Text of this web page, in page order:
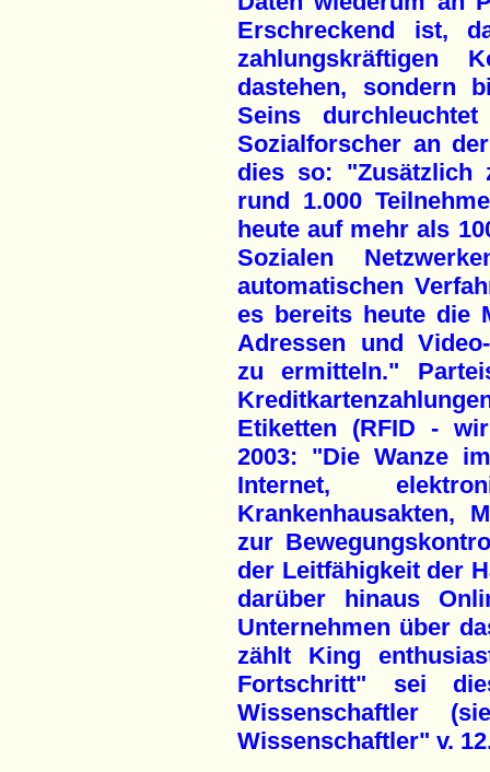
Erschreckend ist,
zahlungskräftigen
dastehen, sondern
Seins
Sozialforscher an
dies so: "Zusätzlich
rund 1.000
heute auf mehr als
Sozialen
automatischen
es bereits heute die
Adressen und
zu ermitteln."
Etiketten (RFID -
2003: "Die Wanze
Internet,
Krankenhausakten,
zur
der Leitfähigkeit der
darüber hinaus
Unternehmen über
zählt King
Fortschritt" sei
Wissenschaftler
Wissenschaftler" v.